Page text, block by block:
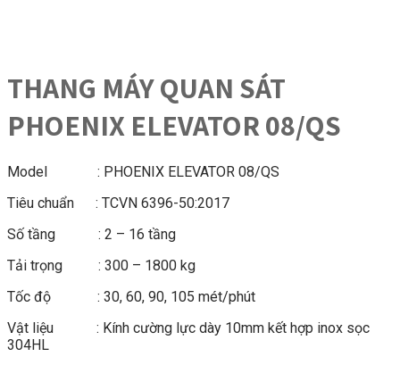
THANG MÁY QUAN SÁT
PHOENIX ELEVATOR 08/QS
Model : PHOENIX ELEVATOR 08/QS
Tiêu chuẩn : TCVN 6396-50:2017
Số tầng : 2 – 16 tầng
Tải trọng : 300 – 1800 kg
Tốc độ : 30, 60, 90, 105 mét/phút
Vật liệu : Kính cường lực dày 10mm kết hợp inox sọc
304HL